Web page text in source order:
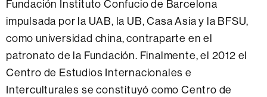
Fundación Instituto Confucio de Barcelona
impulsada por la UAB, la UB, Casa Asia y la BFSU,
como universidad china, contraparte en el
patronato de la Fundación. Finalmente, el 2012 el
Centro de Estudios Internacionales e
Interculturales se constituyó como Centro de